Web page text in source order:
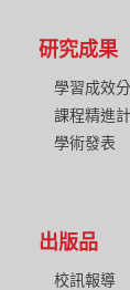
研究成果
學習成效
課程精進
學術發表
出版品
校訊報導